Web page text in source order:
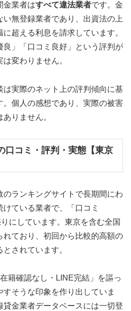
金業者はすべて違法業者です。金
無登録業者であり、出資法の上
超える利息を請求しています。
良」「口コミ良好」という評判が
変わりません。
実際のネット上の評判傾向に基
。個人の感想であり、実際の被害
りません。
口コミ・評判・実態【東京
のランキングサイトで長期間にわ
ている業者で、「口コミ
にしています。東京を含む全国
れており、初回から比較的高額の
されています。
籍確認なし・LINE完結」を謳っ
そうな印象を作り出していま
金業者データベースには一切登